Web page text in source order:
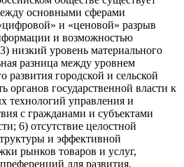
основными сферами
и «ценовой» разрыв
и возможностью
низкий уровень материального
разница между уровнем
развития городской и сельской
органов государственной власти к
управления и
с гражданами и субъектами
6) отсутствие целостной
и эффективной
рынков товаров и услуг,
для развития,